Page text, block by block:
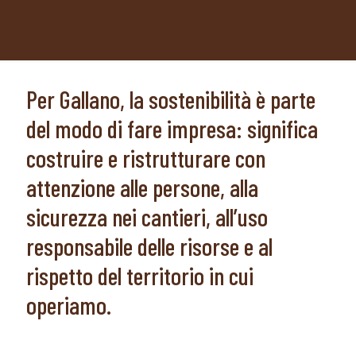
Per Gallano, la sostenibilità è parte
del modo di fare impresa: significa
costruire e ristrutturare con
attenzione alle persone, alla
sicurezza nei cantieri, all’uso
responsabile delle risorse e al
rispetto del territorio in cui
operiamo.